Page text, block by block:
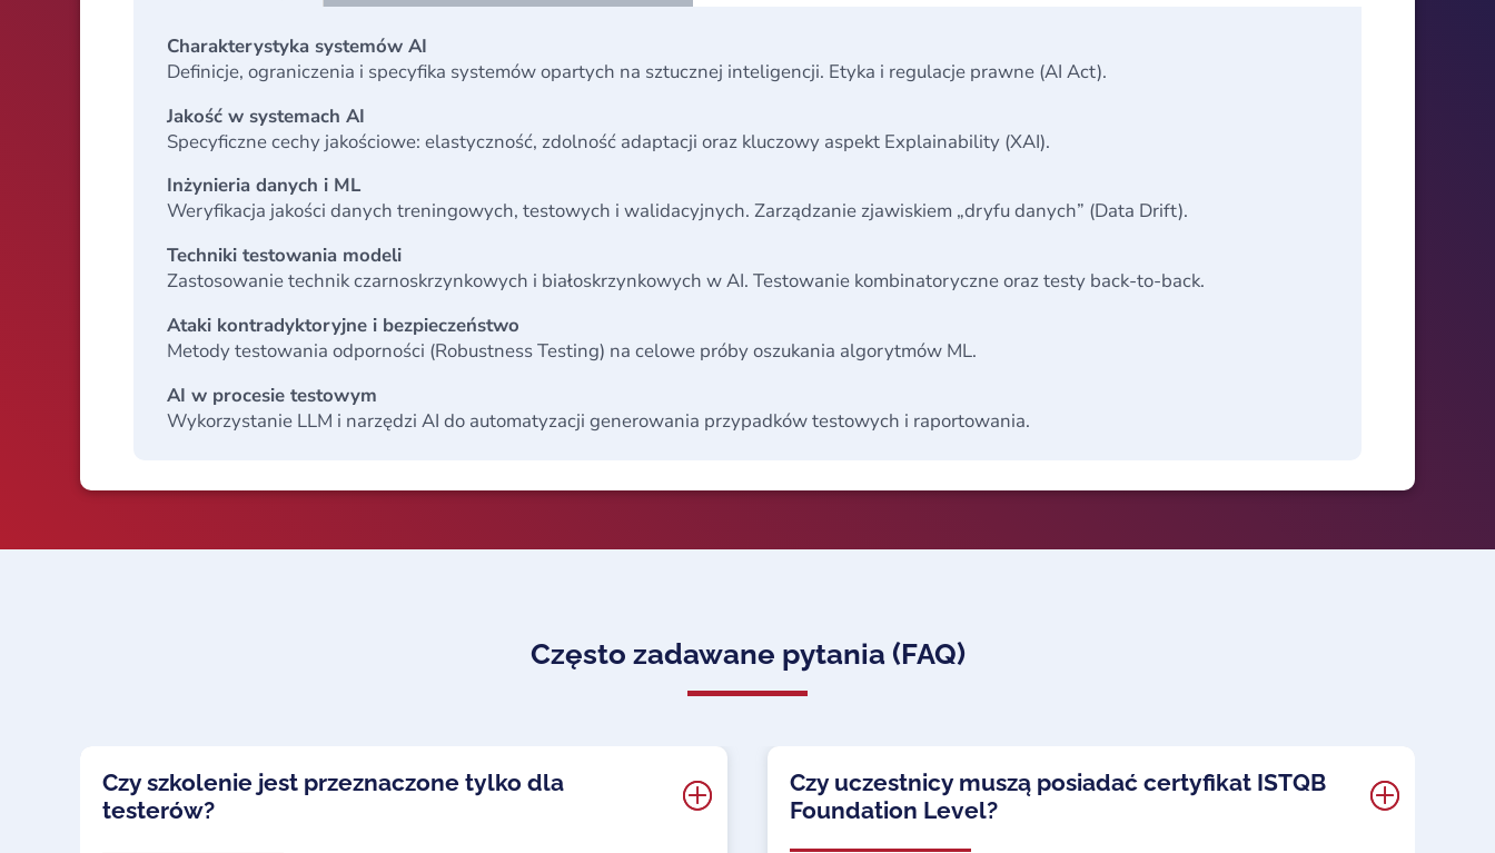
Charakterystyka systemów AI
Definicje, ograniczenia i specyfika systemów opartych na sztucznej inteligencji. Etyka i regulacje prawne (AI Act).
Jakość w systemach AI
Specyficzne cechy jakościowe: elastyczność, zdolność adaptacji oraz kluczowy aspekt Explainability (XAI).
Inżynieria danych i ML
Weryfikacja jakości danych treningowych, testowych i walidacyjnych. Zarządzanie zjawiskiem „dryfu danych” (Data Drift).
Techniki testowania modeli
Zastosowanie technik czarnoskrzynkowych i białoskrzynkowych w AI. Testowanie kombinatoryczne oraz testy back-to-back.
Ataki kontradyktoryjne i bezpieczeństwo
Metody testowania odporności (Robustness Testing) na celowe próby oszukania algorytmów ML.
AI w procesie testowym
Wykorzystanie LLM i narzędzi AI do automatyzacji generowania przypadków testowych i raportowania.
Często zadawane pytania (FAQ)
Czy szkolenie jest przeznaczone tylko dla
testerów?
Czy uczestnicy muszą posiadać certyfikat ISTQB
Foundation Level?